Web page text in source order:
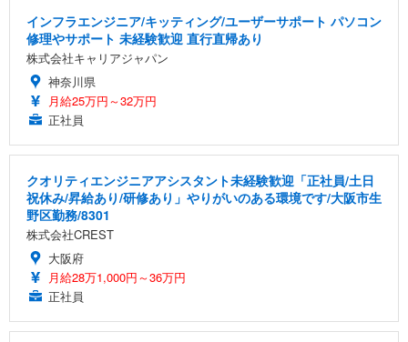
インフラエンジニア/キッティング/ユーザーサポート パソコン
修理やサポート 未経験歓迎 直行直帰あり
株式会社キャリアジャパン
神奈川県
月給25万円～32万円
正社員
クオリティエンジニアアシスタント未経験歓迎「正社員/土日
祝休み/昇給あり/研修あり」やりがいのある環境です/大阪市生
野区勤務/8301
株式会社CREST
大阪府
月給28万1,000円～36万円
正社員